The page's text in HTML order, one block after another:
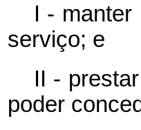
I - manter
serviço; e
II -
poder